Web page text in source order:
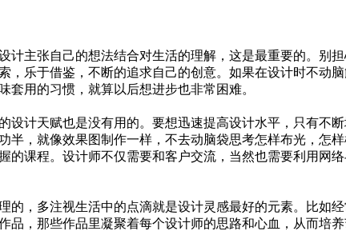
计主张自己的想法结合对生活的理解，这是最重要的。
，乐于借鉴，不断的追求自己的创意。如果在设计时不
套用的习惯，就算以后想进步也非常困难。
设计天赋也是没有用的。要想迅速提高设计水平，只有
半，就像效果图制作一样，不去动脑袋思考怎样布光，
的课程。设计师不仅需要和客户交流，当然也需要利用
的，多注视生活中的点滴就是设计灵感最好的元素。比如
品，那些作品里凝聚着每个设计师的思路和心血，从而